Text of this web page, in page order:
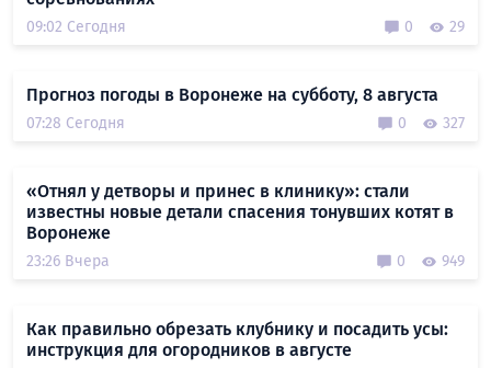
09:02 Сегодня 0 29
Прогноз погоды в Воронеже на субботу, 8 августа
07:28 Сегодня 0 327
«Отнял у детворы и принес в клинику»: стали
известны новые детали спасения тонувших котят в
Воронеже
23:26 Вчера 0 949
Как правильно обрезать клубнику и посадить усы:
инструкция для огородников в августе